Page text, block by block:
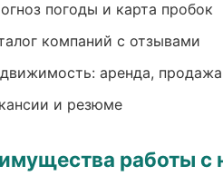
погоды и карта пробок
компаний с отзывами
аренда, продажа
и резюме
работы с